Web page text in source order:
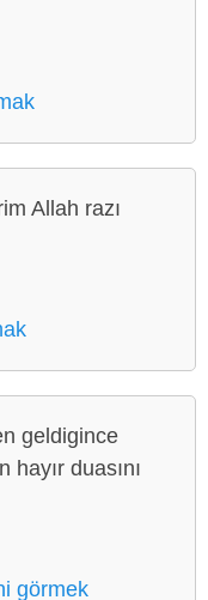
Allah razı
geldigince
hayır duasını
görmek